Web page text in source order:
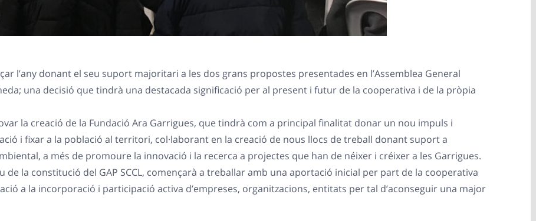
l’any donant el seu suport majoritari a les dos grans propostes presentades en l’Assemblea General
una decisió que tindrà una destacada significació per al present i futur de la cooperativa i de la pròpia
la creació de la Fundació Ara Garrigues, que tindrà com a principal finalitat donar un nou impuls i
i fixar a la població al territori, col·laborant en la creació de nous llocs de treball donant suport a
a més de promoure la innovació i la recerca a projectes que han de néixer i créixer a les Garrigues.
de la constitució del GAP SCCL, començarà a treballar amb una aportació inicial per part de la cooperativa
a la incorporació i participació activa d’empreses, organitzacions, entitats per tal d’aconseguir una major